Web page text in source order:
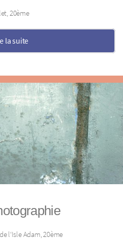
20ème
la suite
l‘Isle Adam, 20ème